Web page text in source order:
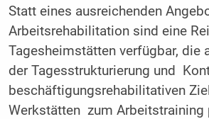
Statt eines ausreichenden
Arbeitsrehabilitation sind eine
Tagesheimstätten verfügbar, die
der Tagesstrukturierung und
beschäftigungsrehabilitativen
Werkstätten zum Arbeitstraining